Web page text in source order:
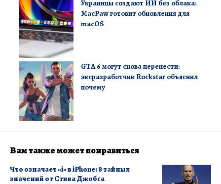
Украинцы создают ИИ без облака:
MacPaw готовит обновления для
macOS
GTA 6 могут снова перенести:
эксразработчик Rockstar объяснил
почему
Вам также может понравиться
Что означает «i» в iPhone: 8 тайных
значений от Стива Джобса